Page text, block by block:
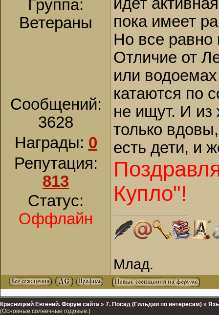
Группа:
Ветераны
Сообщений:
3628
Награды: 0
Репутация:
813
Статус:
Оффлайн
пока имеет
Но все равно
Отличие от
или
катаются по
не ищут. И
только
есть дети, и
Купло"!
Млад.
Красницкий Евгений. Форум сайта » 7. Посад (Гильдии по интересам) »
(Основные солнечные годовые.)